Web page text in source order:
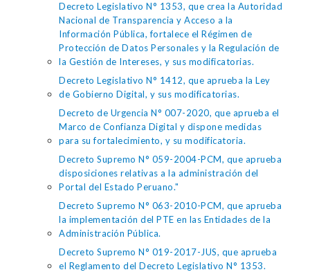
Decreto Legislativo N° 1353, que crea la Autoridad
Nacional de Transparencia y Acceso a la
Información Pública, fortalece el Régimen de
Protección de Datos Personales y la Regulación de
la Gestión de Intereses, y sus modificatorias.
Decreto Legislativo N° 1412, que aprueba la Ley
de Gobierno Digital, y sus modificatorias.
Decreto de Urgencia N° 007-2020, que aprueba el
Marco de Confianza Digital y dispone medidas
para su fortalecimiento, y su modificatoria.
Decreto Supremo N° 059-2004-PCM, que aprueba
disposiciones relativas a la administración del
Portal del Estado Peruano."
Decreto Supremo N° 063-2010-PCM, que aprueba
la implementación del PTE en las Entidades de la
Administración Pública.
Decreto Supremo N° 019-2017-JUS, que aprueba
el Reglamento del Decreto Legislativo N° 1353.